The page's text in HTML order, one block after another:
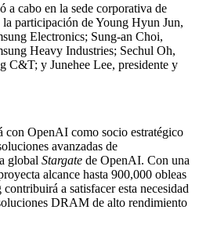
a cabo en la sede corporativa de
participación de Young Hyun Jun,
Electronics; Sung-an Choi,
Heavy Industries; Sechul Oh,
C&T; y Junehee Lee, presidente y
con OpenAI como socio estratégico
avanzadas de
global Stargate de OpenAI. Con una
alcance hasta 900,000 obleas
a satisfacer esta necesidad
DRAM de alto rendimiento